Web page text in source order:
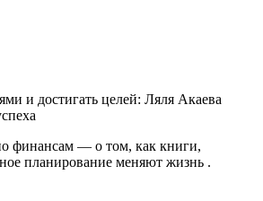
и достигать целей: Ляля Акаева
финансам — о том, как книги,
планирование меняют жизнь .